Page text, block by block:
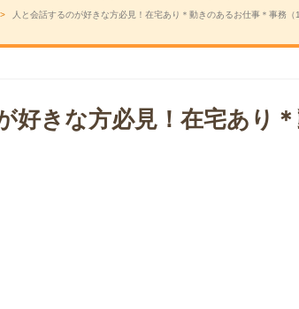
人と会話するのが好きな方必見！在宅あり＊動きのあるお仕事＊事務
好きな方必見！在宅あり